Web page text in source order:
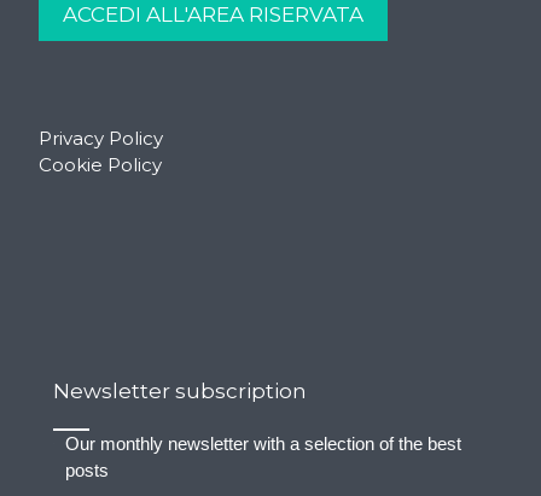
Privacy Policy
Cookie Policy
Newsletter subscription
Our monthly newsletter with a selection of the best
posts